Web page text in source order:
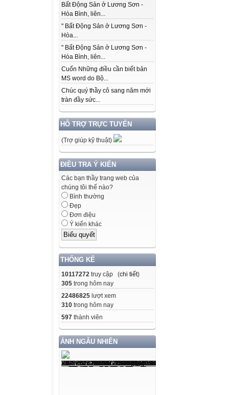
Bất Động Sản ở Lương Sơn -
Hòa Bình, liên...
" Bất Động Sản ở Lương Sơn -
Hòa...
" Bất Động Sản ở Lương Sơn -
Hòa Bình, liên...
Cuốn Những điều cần biết bản
MS word do Bộ...
Chúc quý thầy cô sang năm mới
tràn đầy sức...
HỖ TRỢ TRỰC TUYẾN
(Trợ giúp kỹ thuật)
ĐIỀU TRA Ý KIẾN
Các bạn thầy trang web của
chúng tôi thế nào?
Bình thường
Đẹp
Đơn điệu
Ý kiến khác
THỐNG KÊ
10117272 truy cập (chi tiết)
305 trong hôm nay
22486825 lượt xem
310 trong hôm nay
597 thành viên
ẢNH NGẪU NHIÊN